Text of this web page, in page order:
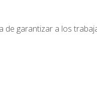
de garantizar a los